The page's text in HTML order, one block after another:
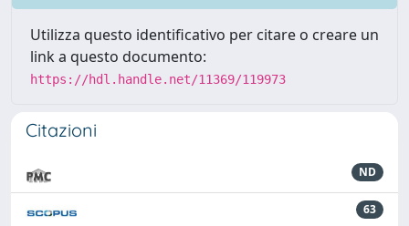
Utilizza questo identificativo per citare o creare un
link a questo documento:
https://hdl.handle.net/11369/119973
Citazioni
ND
63